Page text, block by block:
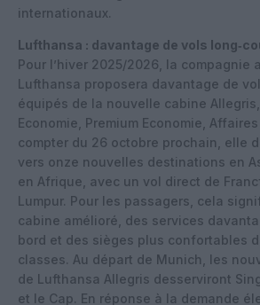
internationaux.
Lufthansa : davantage de vols
Pour l’hiver 2025/2026, la compagnie
Lufthansa proposera davantage de
équipés de la nouvelle cabine
Economie, Premium Economie,
compter du 26 octobre prochain, elle
vers onze nouvelles destinations en
en Afrique, avec un vol direct de
Lumpur. Pour les passagers, cela
cabine amélioré, des services
bord et des sièges plus confortables
classes. Au départ de Munich, les
de Lufthansa Allegris desserviront
et le Cap. En réponse à la demande